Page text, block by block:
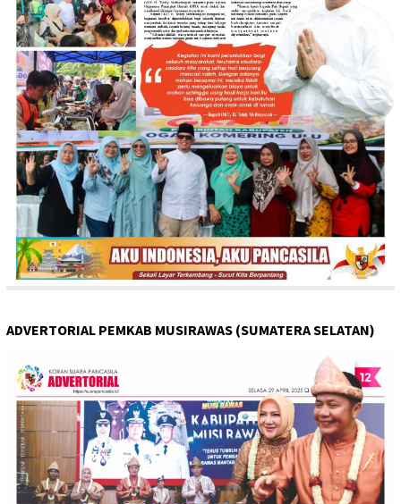
ADVERTORIAL PEMKAB MUSIRAWAS (SUMATERA SELATAN)